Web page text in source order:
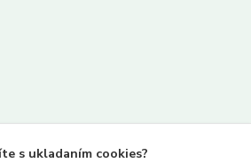
s ukladaním cookies?